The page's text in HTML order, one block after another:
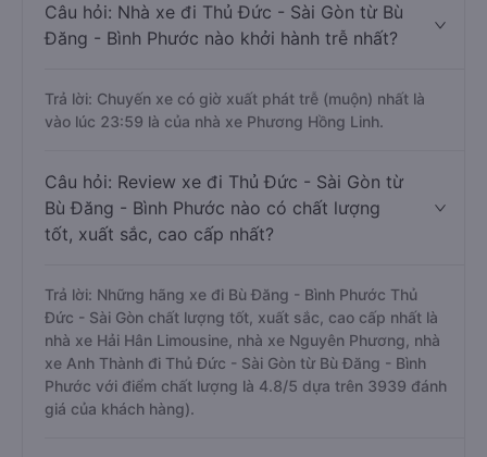
Câu hỏi: Nhà xe đi Thủ Đức - Sài Gòn từ Bù
Đăng - Bình Phước nào khởi hành trễ nhất?
Trả lời: Chuyến xe có giờ xuất phát trễ (muộn) nhất là
vào lúc 23:59 là của nhà xe Phương Hồng Linh.
Câu hỏi: Review xe đi Thủ Đức - Sài Gòn từ
Bù Đăng - Bình Phước nào có chất lượng
tốt, xuất sắc, cao cấp nhất?
Trả lời: Những hãng xe đi Bù Đăng - Bình Phước Thủ
Đức - Sài Gòn chất lượng tốt, xuất sắc, cao cấp nhất là
nhà xe Hải Hân Limousine, nhà xe Nguyên Phương, nhà
xe Anh Thành đi Thủ Đức - Sài Gòn từ Bù Đăng - Bình
Phước với điểm chất lượng là 4.8/5 dựa trên 3939 đánh
giá của khách hàng).